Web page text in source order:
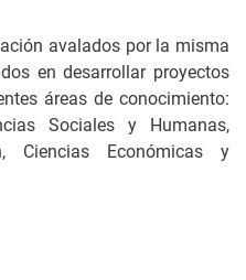
avalados por la misma
en desarrollar proyectos
áreas de conocimiento:
Sociales y Humanas,
Ciencias Económicas y